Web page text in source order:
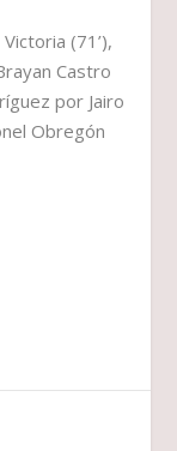
(71’),
Castro
por Jairo
Obregón